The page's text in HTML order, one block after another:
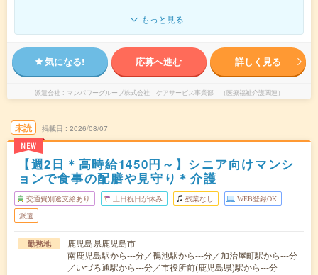
もっと見る
気になる! 応募へ進む 詳しく見る
派遣会社 マンパワーグループ株式会社 ケアサービス事業部 （医療福祉介護関連）
未読
NEW
掲載日 2026/08/07
【週2日＊高時給1450円～】シニア向けマンシ
ョンで食事の配膳や見守り＊介護
交通費別途支給あり 土日祝日が休み 残業なし WEB登録OK
派遣
勤務地
鹿児島県鹿児島市
南鹿児島駅から---分／鴨池駅から---分／加治屋町駅から---分
／いづろ通駅から---分／市役所前(鹿児島県)駅から---分